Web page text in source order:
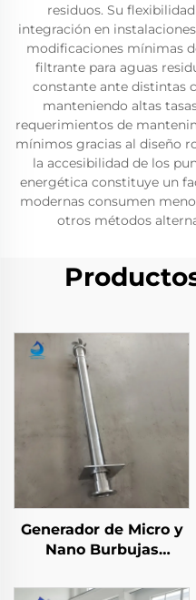
residuos. Su
integración en
modificaciones mínimas
filtrante para aguas
constante ante distintas
manteniendo altas
requerimientos de
mínimos gracias al diseño
la accesibilidad de los
energética constituye un
modernas consumen
otros métodos
Generador de Micro y
Nano Burbujas
por Aire Disuelto